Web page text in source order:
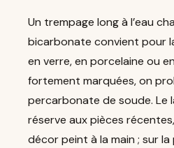
Un trempage long à l’eau
bicarbonate convient pour
en verre, en porcelaine ou
fortement marquées, on
percarbonate de soude. Le
réserve aux pièces
décor peint à la main ; sur